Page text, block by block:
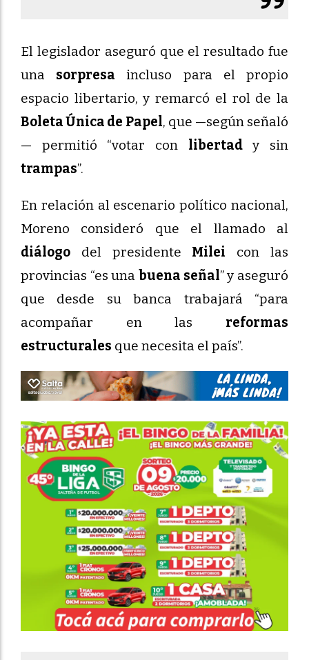
El legislador aseguró que el resultado fue
una sorpresa incluso para el propio
espacio libertario, y remarcó el rol de la
Boleta Única de Papel, que —según señaló
— permitió “votar con libertady sin
trampas”.
En relación al escenario político nacional,
Moreno consideró que el llamado al
diálogo del presidente Milei con las
provincias “es una buena señal” y aseguró
que desde su banca trabajará “para
acompañar en las reformas
estructurales que necesita el país”.